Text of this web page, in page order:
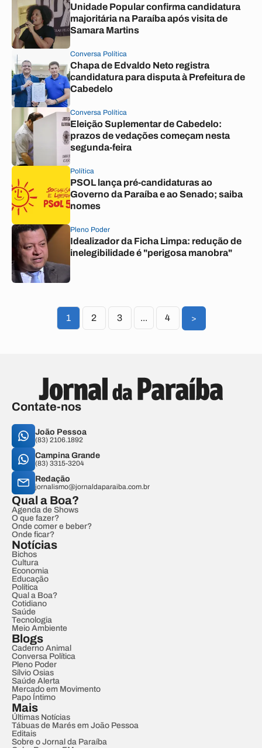
Unidade Popular confirma candidatura
majoritária na Paraíba após visita de
Samara Martins
Conversa Política
Chapa de Edvaldo Neto registra
candidatura para disputa à Prefeitura de
Cabedelo
Conversa Política
Eleição Suplementar de Cabedelo:
prazos de vedações começam nesta
segunda-feira
Política
PSOL lança pré-candidaturas ao
Governo da Paraíba e ao Senado; saiba
nomes
Pleno Poder
Idealizador da Ficha Limpa: redução de
inelegibilidade é "perigosa manobra"
1 2 3 ... 4 >
Contate-nos
João Pessoa
(83) 2106.1892
Campina Grande
(83) 3315-3204
Redação
jornalismo@jornaldaparaiba.com.br
Qual a Boa?
Agenda de Shows
O que fazer?
Onde comer e beber?
Onde ficar?
Notícias
Bichos
Cultura
Economia
Educação
Política
Qual a Boa?
Cotidiano
Saúde
Tecnologia
Meio Ambiente
Blogs
Caderno Animal
Conversa Política
Pleno Poder
Sílvio Osias
Saúde Alerta
Mercado em Movimento
Papo Íntimo
Mais
Últimas Notícias
Tábuas de Marés em João Pessoa
Editais
Sobre o Jornal da Paraíba